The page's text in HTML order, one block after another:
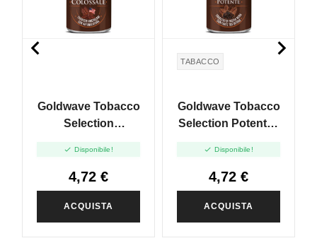
Goldwave Tobacco
Selection
Shot 10+10
 Disponibile!
4,72 €
ACQUISTA
TABACCO
Goldwave Tobacco
Selection Potente -
 Disponibile!
4,72 €
ACQUISTA
 